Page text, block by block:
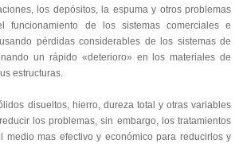
los depósitos, la espuma y otros problemas
funcionamiento de los sistemas comerciales e
pérdidas considerables de los sistemas de
un rápido «deterioro» en los materiales de
estructuras.
disueltos, hierro, dureza total y otras variables
los problemas, sin embargo, los tratamientos
medio mas efectivo y económico para reducirlos y